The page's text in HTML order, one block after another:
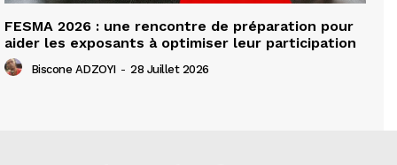
FESMA 2026 : une rencontre de préparation pour
aider les exposants à optimiser leur participation
Biscone ADZOYI - 28 Juillet 2026